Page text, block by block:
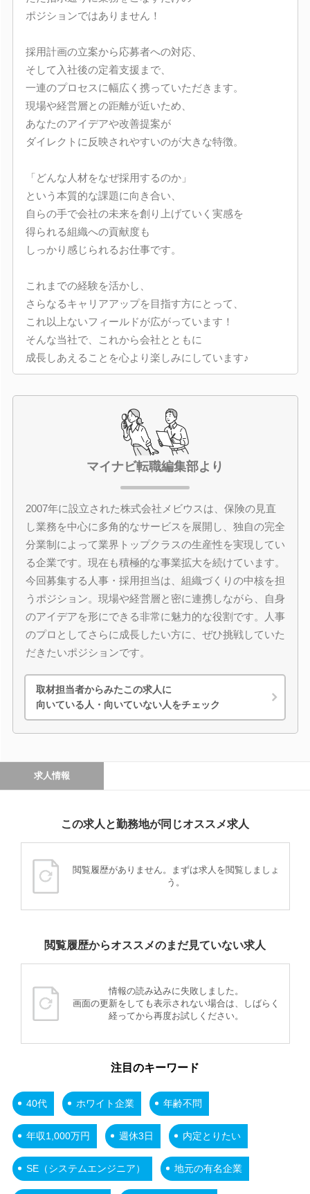
ポジションではありません！
採用計画の立案から応募者への対応、
そして入社後の定着支援まで、
一連のプロセスに幅広く携っていただきます。
現場や経営層との距離が近いため、
あなたのアイデアや改善提案が
ダイレクトに反映されやすいのが大きな特徴。
「どんな人材をなぜ採用するのか」
という本質的な課題に向き合い、
自らの手で会社の未来を創り上げていく実感を
得られる組織への貢献度も
しっかり感じられるお仕事です。
これまでの経験を活かし、
さらなるキャリアアップを目指す方にとって、
これ以上ないフィールドが広がっています！
そんな当社で、これから会社とともに
成長しあえることを心より楽しみにしています♪
マイナビ転職編集部より
2007年に設立された株式会社メビウスは、保険の見直
し業務を中心に多角的なサービスを展開し、独自の完全
分業制によって業界トップクラスの生産性を実現してい
る企業です。現在も積極的な事業拡大を続けています。
今回募集する人事・採用担当は、組織づくりの中核を担
うポジション。現場や経営層と密に連携しながら、自身
のアイデアを形にできる非常に魅力的な役割です。人事
のプロとしてさらに成長したい方に、ぜひ挑戦していた
だきたいポジションです。
取材担当者からみたこの求人に
向いている人・向いていない人をチェック
求人情報
この求人と勤務地が同じオススメ求人
閲覧履歴がありません。まずは求人を閲覧しましょ
う。
閲覧履歴からオススメのまだ見ていない求人
情報の読み込みに失敗しました。
画面の更新をしても表示されない場合は、しばらく
経ってから再度お試しください。
注目のキーワード
40代 ホワイト企業 年齢不問
年収1,000万円 週休3日 内定とりたい
SE（システムエンジニア） 地元の有名企業